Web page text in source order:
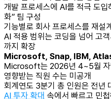
개발 프로세스에 AI를 적극 도
화” 팀 구성
기능별로 회사 프로세스를 재설
AI 적용 범위는 코딩을 넘어 고
까지 확장
Microsoft, Snap, IBM,
Microsoft는 2026년 4~5월 자
영향받는 직원 수는 미공개
회계연도 3분기 총 인원은 전년
AI 투자 확대 속에서 빠르고 민